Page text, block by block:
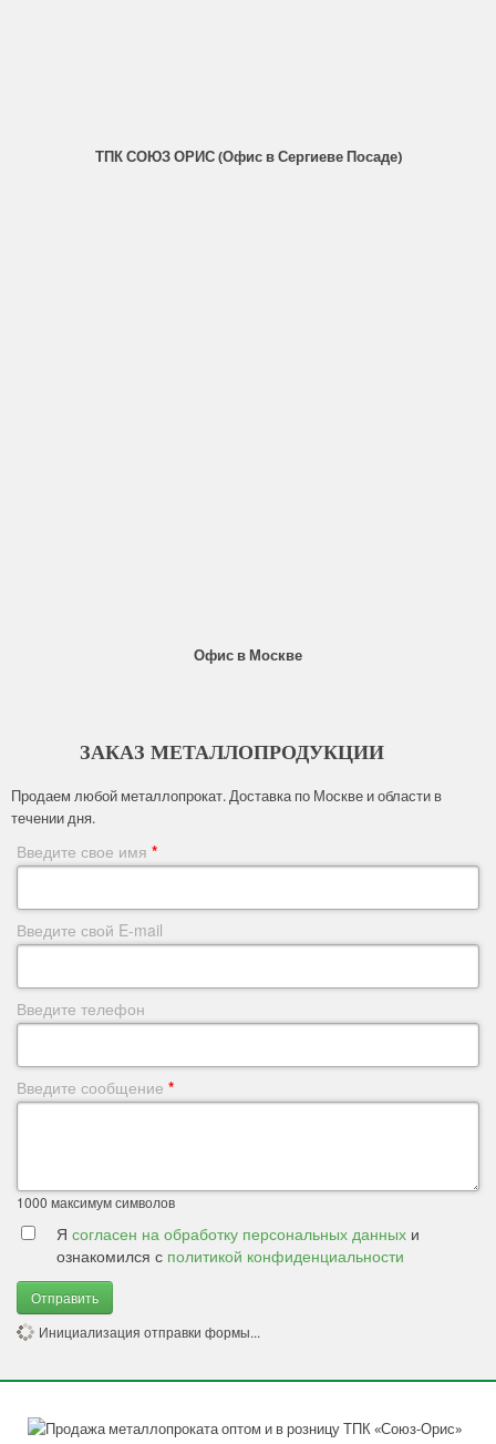
ТПК СОЮЗ ОРИС (Офис в Сергиеве Посаде)
Офис в Москве
ЗАКАЗ МЕТАЛЛОПРОДУКЦИИ
Продаем любой металлопрокат. Доставка по Москве и области в
течении дня.
Введите свое имя *
Введите свой E-mail
Введите телефон
Введите сообщение *
1000 максимум символов
Я согласен на обработку персональных данных и
ознакомился с политикой конфиденциальности
Отправить
Инициализация отправки формы...